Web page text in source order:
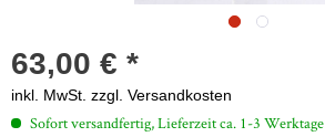
63,00 € *
inkl. MwSt. zzgl. Versandkosten
Sofort versandfertig, Lieferzeit ca. 1-3 Werktage